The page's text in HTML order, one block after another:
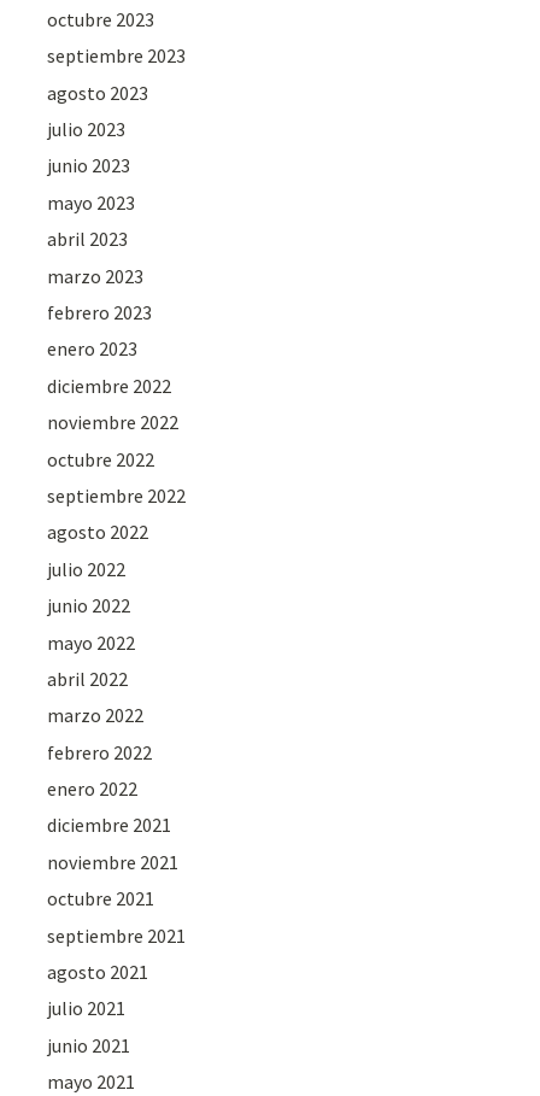
octubre 2023
septiembre 2023
agosto 2023
julio 2023
junio 2023
mayo 2023
abril 2023
marzo 2023
febrero 2023
enero 2023
diciembre 2022
noviembre 2022
octubre 2022
septiembre 2022
agosto 2022
julio 2022
junio 2022
mayo 2022
abril 2022
marzo 2022
febrero 2022
enero 2022
diciembre 2021
noviembre 2021
octubre 2021
septiembre 2021
agosto 2021
julio 2021
junio 2021
mayo 2021